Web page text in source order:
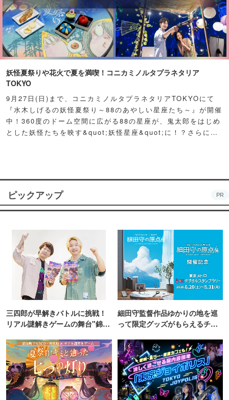
妖怪夏祭りや花火で夏を満喫！コニカミノルタプラネタリア
TOKYO
9月27日(日)まで、コニカミノルタプラネタリアTOKYOにて
『水木しげるの妖怪夏祭り～88のあやしい星座たち～』が開催
中！360度のドーム空間に広がる88の星座が、鬼太郎をはじめ
とした妖怪たちを映す&quot;妖怪星座&quot;に！？さらに例
ピックアップ PR
三四郎が早解きバトルに挑戦！
リアル謎解きゲームの舞台"錦糸
細田守監督作品ゆかりの地を巡
って限定グッズがもらえるチャ